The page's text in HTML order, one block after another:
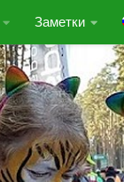
Заметки